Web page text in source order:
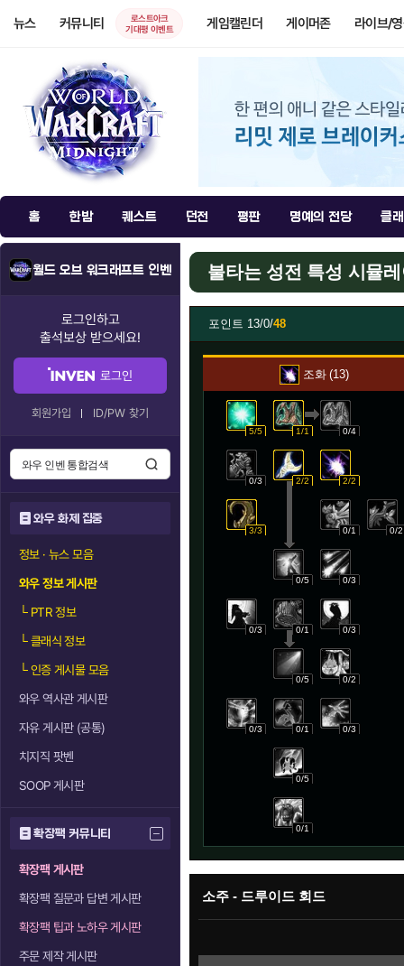
뉴스 커뮤니티
로스트아크
기대평 이벤트
게임캘린더 게이머존 라이브/
홈 한밤 퀘스트 던전 평판 명예의 전당 클
월드 오브 워크래프트 인벤
로그인하고
출석보상 받으세요!
로그인
회원가입 ID/PW 찾기
와우 화제 집중
정보 · 뉴스 모음
와우 정보 게시판
└PTR 정보
└클래식 정보
└인증 게시물 모음
와우 역사관 게시판
자유 게시판 (공통)
치지직 팟벤
SOOP 게시판
확장팩 커뮤니티
확장팩 게시판
확장팩 질문과 답변 게시판
확장팩 팁과 노하우 게시판
주문 제작 게시판
불타는 성전 특성 시뮬
포인트 13/0/48
조화 13
5/5 1/1 0/4
0/3 2/2 2/2
3/3 0/1 0/2
0/5 0/3
0/3 0/1 0/3
0/5 0/2
0/3 0/1 0/3
0/5
0/1
소주 - 드루이드 회드